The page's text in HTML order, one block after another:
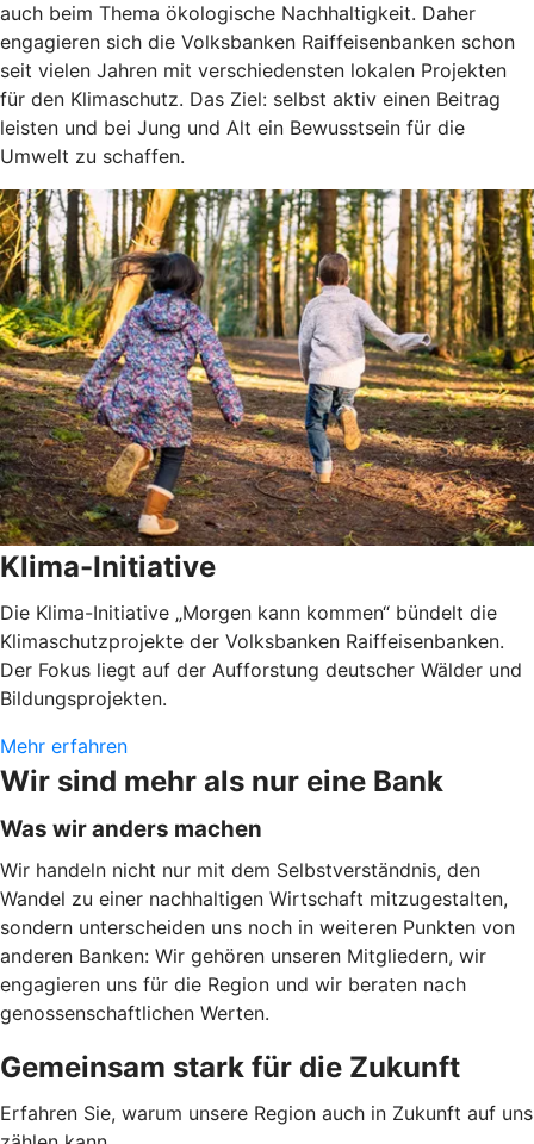
auch beim Thema ökologische Nachhaltigkeit. Daher
engagieren sich die Volksbanken Raiffeisenbanken schon
seit vielen Jahren mit verschiedensten lokalen Projekten
für den Klimaschutz. Das Ziel: selbst aktiv einen Beitrag
leisten und bei Jung und Alt ein Bewusstsein für die
Umwelt zu schaffen.
Klima-Initiative
Die Klima-Initiative „Morgen kann kommen“ bündelt die
Klimaschutzprojekte der Volksbanken Raiffeisenbanken.
Der Fokus liegt auf der Aufforstung deutscher Wälder und
Bildungsprojekten.
Mehr erfahren
Wir sind mehr als nur eine Bank
Was wir anders machen
Wir handeln nicht nur mit dem Selbstverständnis, den
Wandel zu einer nachhaltigen Wirtschaft mitzugestalten,
sondern unterscheiden uns noch in weiteren Punkten von
anderen Banken: Wir gehören unseren Mitgliedern, wir
engagieren uns für die Region und wir beraten nach
genossenschaftlichen Werten.
Gemeinsam stark für die Zukunft
Erfahren Sie, warum unsere Region auch in Zukunft auf uns